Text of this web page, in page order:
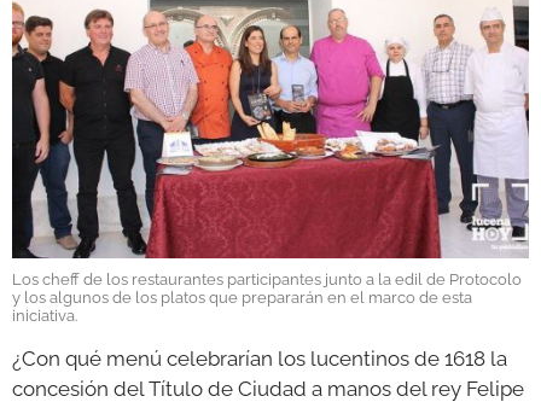
Los cheff de los restaurantes participantes junto a la edil de Protocolo
y los algunos de los platos que prepararán en el marco de esta
iniciativa.
¿Con qué menú celebrarían los lucentinos de 1618 la
concesión del Título de Ciudad a manos del rey Felipe